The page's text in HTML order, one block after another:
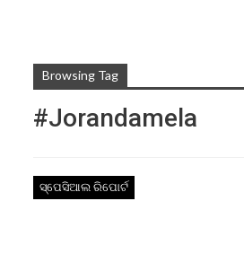
Browsing Tag
#Jorandamela
ସ୍ପେସିଆଲ ରିପୋର୍ଟ